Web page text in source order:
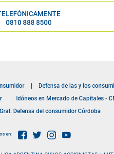
0810 888 8500
Defensa de las y los
Idóneos en Mercado de Capitales -
Defensa del consumidor Córdoba
en: